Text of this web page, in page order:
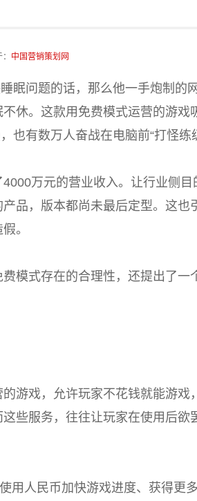
中国营销策划网
眠问题的话，那么他一手炮制的
休。这款用免费模式运营的游戏
也有数万人奋战在电脑前“打怪练
万元的营业收入。让行业侧目
品，版本都尚未最后定型。这也
。
模式存在的合理性，还提出了一
游戏，允许玩家不花钱就能游戏
些服务，往往让玩家在使用后欲
用人民币加快游戏进度、获得更